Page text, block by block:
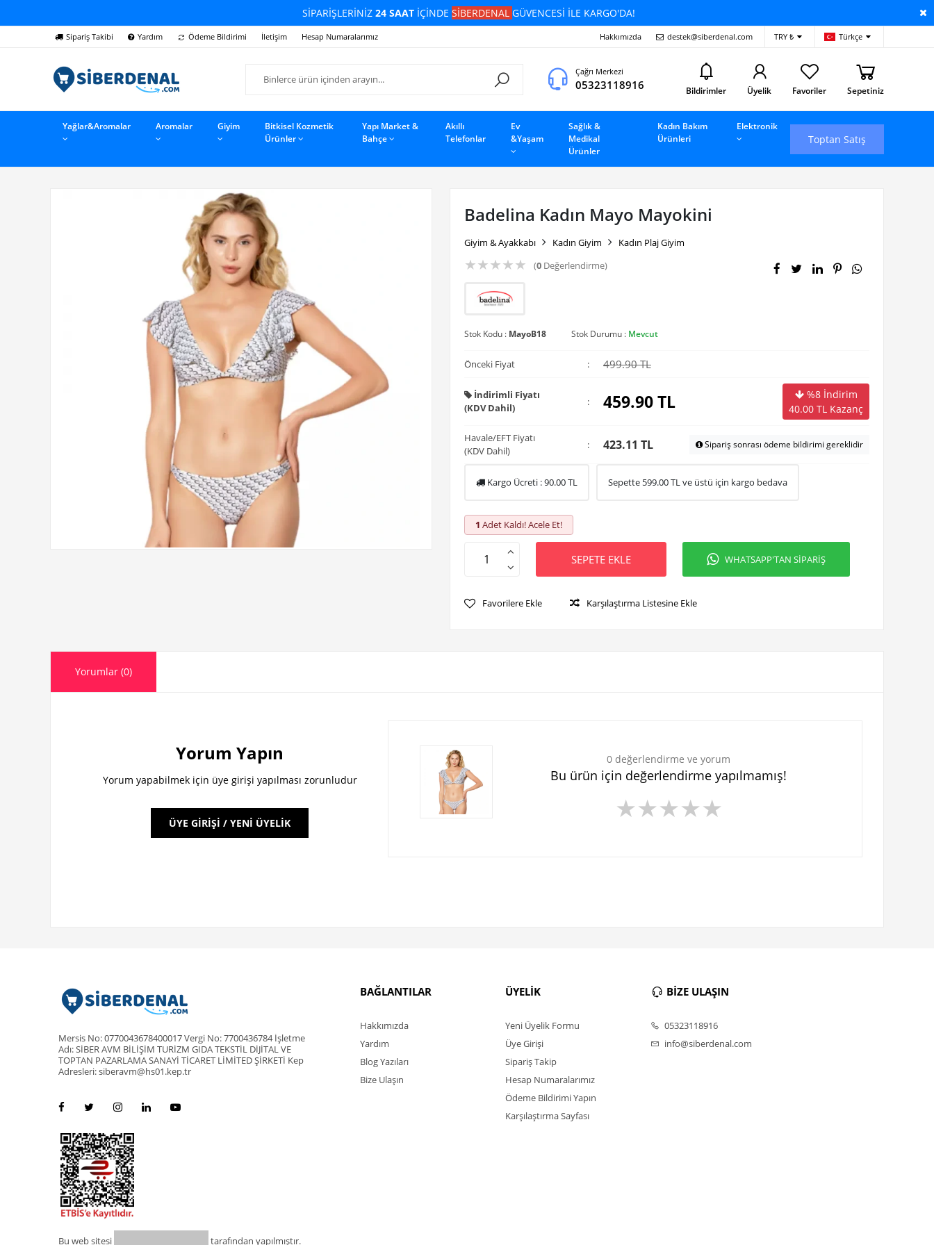
SİPARİŞLERİNİZ 24 SAATİÇİNDE SİBERDENAL GÜVENCESİ İLE KARGO'DA!
Sipariş Takibi Yardım Ödeme Bildirimi İletişim Hesap Numaralarımız Hakkımızda destek@siberdenal.com TRY ₺ Türkçe
Çağrı Merkezi
05323118916 Bildirimler Üyelik Favoriler Sepetiniz
Yağlar&Aromalar Aromalar Giyim
Bitkisel Kozmetik
Ürünler
Yapı Market &
Bahçe
Akıllı
Telefonlar
Ev
&Yaşam
Sağlık &
Medikal
Ürünler
Kadın Bakım
Ürünleri
Elektronik
Toptan Satış
Badelina Kadın Mayo Mayokini
Giyim & Ayakkabı Kadın Giyim Kadın Plaj Giyim
★★★★★ (0 Değerlendirme)
Stok Kodu : MayoB18 Stok Durumu : Mevcut
Önceki Fiyat : 499.90 TL
İndirimli Fiyatı
(KDV Dahil)
: 459.90TL
%8 İndirim
40.00 TL Kazanç
Havale/EFT Fiyatı
(KDV Dahil)
: 423.11 TL Sipariş sonrası ödeme bildirimi gereklidir
Kargo Ücreti :90.00TL Sepette 599.00TL ve üstü için kargo bedava
1 Adet Kaldı! Acele Et!
SEPETE EKLE WHATSAPP'TAN SİPARİŞ
Favorilere Ekle Karşılaştırma Listesine Ekle
Yorumlar (0)
Yorum Yapın
Yorum yapabilmek için üye girişi yapılması zorunludur
ÜYE GİRİŞİ / YENİ ÜYELİK
0 değerlendirme ve yorum
Bu ürün için değerlendirme yapılmamış!
★★★★★
Mersis No: 0770043678400017 Vergi No: 7700436784 İşletme
Adı: SİBER AVM BİLİŞİM TURİZM GIDA TEKSTİL DİJİTAL VE
TOPTAN PAZARLAMA SANAYİ TİCARET LİMİTED ŞİRKETİ Kep
Adresleri: siberavm@hs01.kep.tr
Bu web sitesi tarafından yapılmıştır.
BAĞLANTILAR
Hakkımızda
Yardım
Blog Yazıları
Bize Ulaşın
ÜYELİK
Yeni Üyelik Formu
Üye Girişi
Sipariş Takip
Hesap Numaralarımız
Ödeme Bildirimi Yapın
Karşılaştırma Sayfası
BİZE ULAŞIN
05323118916
info@siberdenal.com